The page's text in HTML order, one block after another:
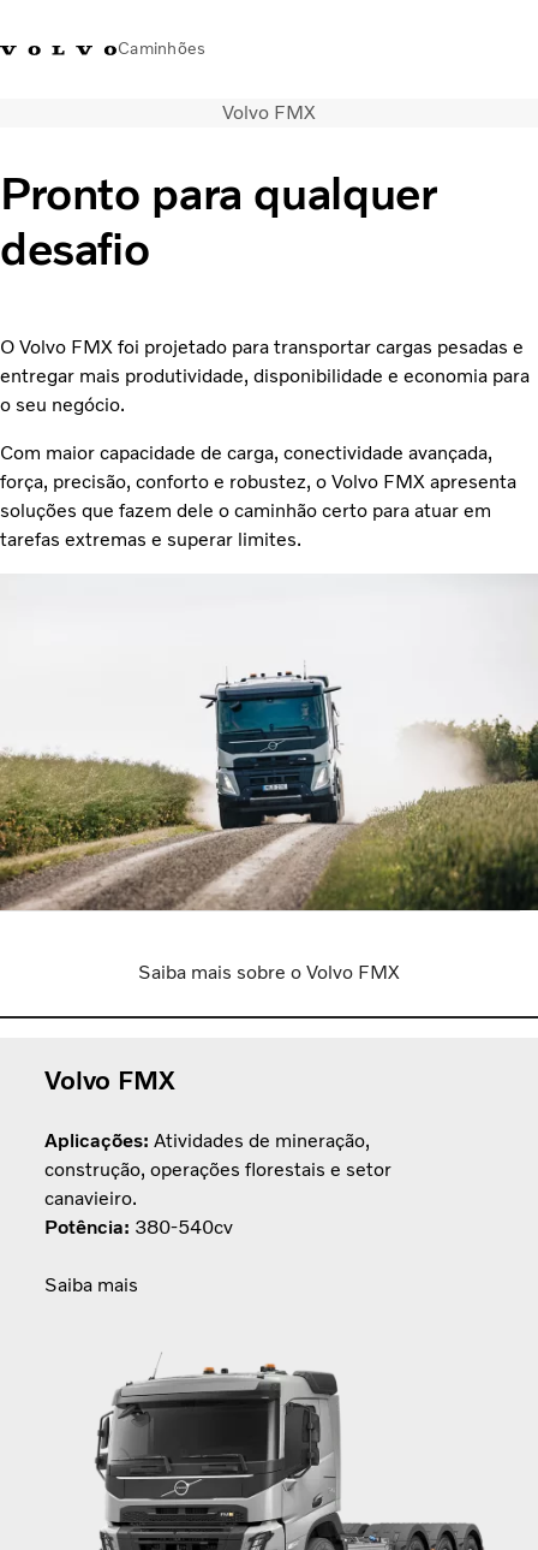
Caminhões
Caminhões
Seminovos
PEÇAS E SERVIÇOS
Sobre nós
Fale com a Volvo
Volvo FMX
Pronto para qualquer
desafio
O Volvo FMX foi projetado para transportar cargas pesadas e
entregar mais produtividade, disponibilidade e economia para
o seu negócio.
Com maior capacidade de carga, conectividade avançada,
força, precisão, conforto e robustez, o Volvo FMX apresenta
soluções que fazem dele o caminhão certo para atuar em
tarefas extremas e superar limites.
Saiba mais sobre o Volvo FMX
Volvo FMX
Aplicações: Atividades de mineração,
construção, operações florestais e setor
canavieiro.
Potência: 380-540cv
Saiba mais